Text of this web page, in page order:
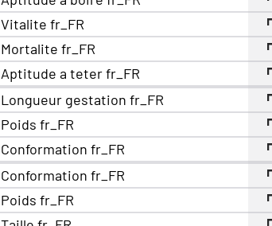
Vitalite fr_FR
Mortalite fr_FR
Aptitude a teter fr_FR
Longueur gestation fr_FR
Poids fr_FR
Conformation fr_FR
Conformation fr_FR
Poids fr_FR